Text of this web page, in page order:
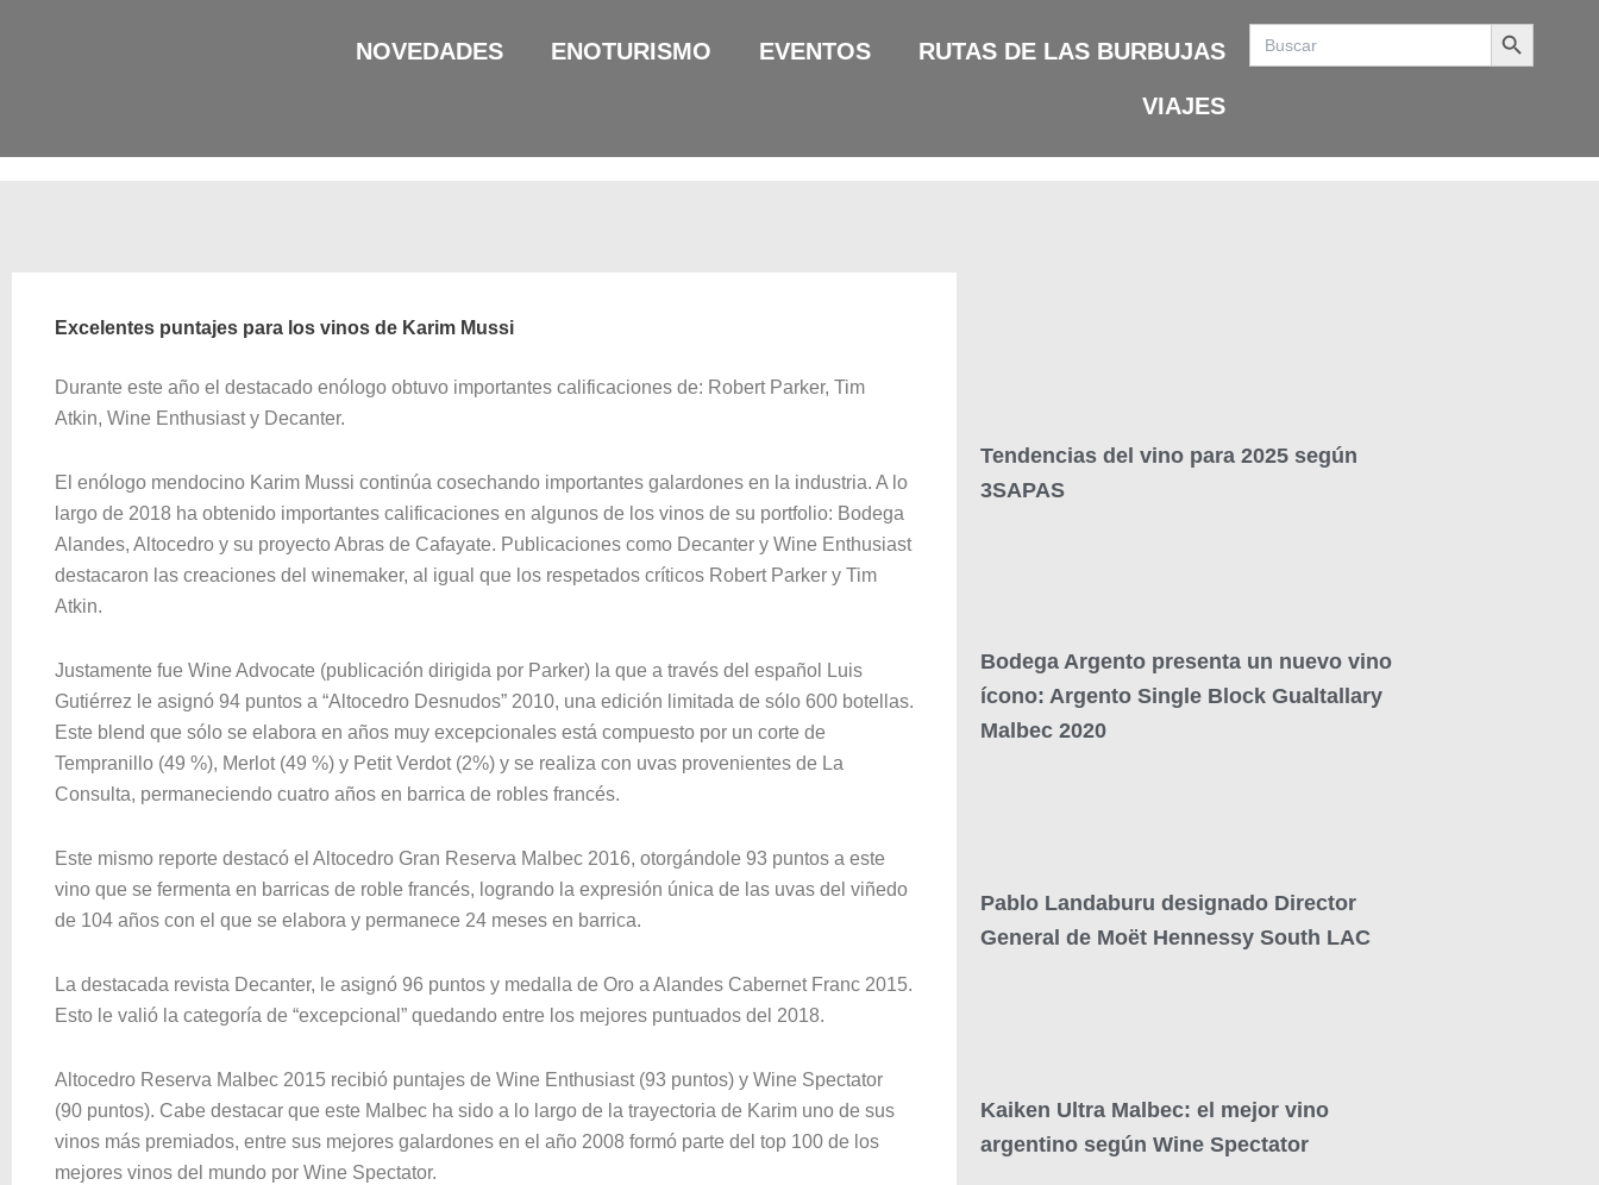
NOVEDADES ENOTURISMO EVENTOS RUTAS DE LAS BURBUJAS
VIAJES
Search
for:
Search Button
Excelentes puntajes para los vinos de Karim Mussi
Durante este año el destacado enólogo obtuvo importantes calificaciones de: Robert Parker, Tim
Atkin, Wine Enthusiast y Decanter.
El enólogo mendocino Karim Mussi continúa cosechando importantes galardones en la industria. A lo
largo de 2018 ha obtenido importantes calificaciones en algunos de los vinos de su portfolio: Bodega
Alandes, Altocedro y su proyecto Abras de Cafayate. Publicaciones como Decanter y Wine Enthusiast
destacaron las creaciones del winemaker, al igual que los respetados críticos Robert Parker y Tim
Atkin.
Justamente fue Wine Advocate (publicación dirigida por Parker) la que a través del español Luis
Gutiérrez le asignó 94 puntos a “Altocedro Desnudos” 2010, una edición limitada de sólo 600 botellas.
Este blend que sólo se elabora en años muy excepcionales está compuesto por un corte de
Tempranillo (49 %), Merlot (49 %) y Petit Verdot (2%) y se realiza con uvas provenientes de La
Consulta, permaneciendo cuatro años en barrica de robles francés.
Este mismo reporte destacó el Altocedro Gran Reserva Malbec 2016, otorgándole 93 puntos a este
vino que se fermenta en barricas de roble francés, logrando la expresión única de las uvas del viñedo
de 104 años con el que se elabora y permanece 24 meses en barrica.
La destacada revista Decanter, le asignó 96 puntos y medalla de Oro a Alandes Cabernet Franc 2015.
Esto le valió la categoría de “excepcional” quedando entre los mejores puntuados del 2018.
Altocedro Reserva Malbec 2015 recibió puntajes de Wine Enthusiast (93 puntos) y Wine Spectator
(90 puntos). Cabe destacar que este Malbec ha sido a lo largo de la trayectoria de Karim uno de sus
vinos más premiados, entre sus mejores galardones en el año 2008 formó parte del top 100 de los
mejores vinos del mundo por Wine Spectator.
Tendencias del vino para 2025 según
3SAPAS
Bodega Argento presenta un nuevo vino
ícono: Argento Single Block Gualtallary
Malbec 2020
Pablo Landaburu designado Director
General de Moët Hennessy South LAC
Kaiken Ultra Malbec: el mejor vino
argentino según Wine Spectator